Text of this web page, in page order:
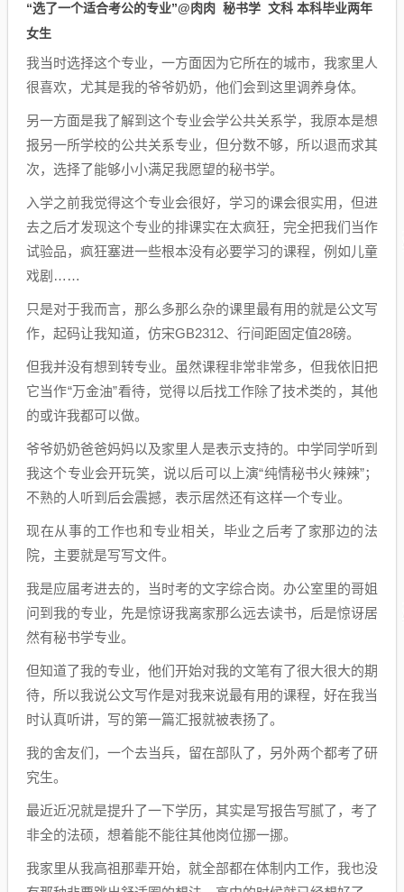
“选了一个适合考公的专业”@肉肉 秘书学 文科 本科毕业两年
女生
我当时选择这个专业，一方面因为它所在的城市，我家里人
很喜欢，尤其是我的爷爷奶奶，他们会到这里调养身体。
另一方面是我了解到这个专业会学公共关系学，我原本是想
报另一所学校的公共关系专业，但分数不够，所以退而求其
次，选择了能够小小满足我愿望的秘书学。
入学之前我觉得这个专业会很好，学习的课会很实用，但进
去之后才发现这个专业的排课实在太疯狂，完全把我们当作
试验品，疯狂塞进一些根本没有必要学习的课程，例如儿童
戏剧……
只是对于我而言，那么多那么杂的课里最有用的就是公文写
作，起码让我知道，仿宋GB2312、行间距固定值28磅。
但我并没有想到转专业。虽然课程非常非常多，但我依旧把
它当作“万金油”看待，觉得以后找工作除了技术类的，其他
的或许我都可以做。
爷爷奶奶爸爸妈妈以及家里人是表示支持的。中学同学听到
我这个专业会开玩笑，说以后可以上演“纯情秘书火辣辣”；
不熟的人听到后会震撼，表示居然还有这样一个专业。
现在从事的工作也和专业相关，毕业之后考了家那边的法
院，主要就是写写文件。
我是应届考进去的，当时考的文字综合岗。办公室里的哥姐
问到我的专业，先是惊讶我离家那么远去读书，后是惊讶居
然有秘书学专业。
但知道了我的专业，他们开始对我的文笔有了很大很大的期
待，所以我说公文写作是对我来说最有用的课程，好在我当
时认真听讲，写的第一篇汇报就被表扬了。
我的舍友们，一个去当兵，留在部队了，另外两个都考了研
究生。
最近近况就是提升了一下学历，其实是写报告写腻了，考了
非全的法硕，想着能不能往其他岗位挪一挪。
我家里从我高祖那辈开始，就全部都在体制内工作，我也没